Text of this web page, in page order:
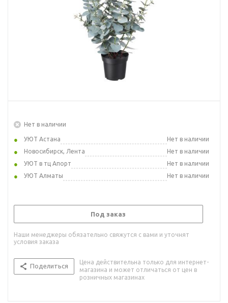
Нет в наличии
УЮТ Астана
Нет в наличии
Новосибирск, Лента
Нет в наличии
УЮТ в тц Апорт
Нет в наличии
УЮТ Алматы
Нет в наличии
Под заказ
Наши менеджеры обязательно свяжутся с вами и уточнят
условия заказа
Поделиться
Цена действительна только для интернет-
магазина и может отличаться от цен в
розничных магазинах